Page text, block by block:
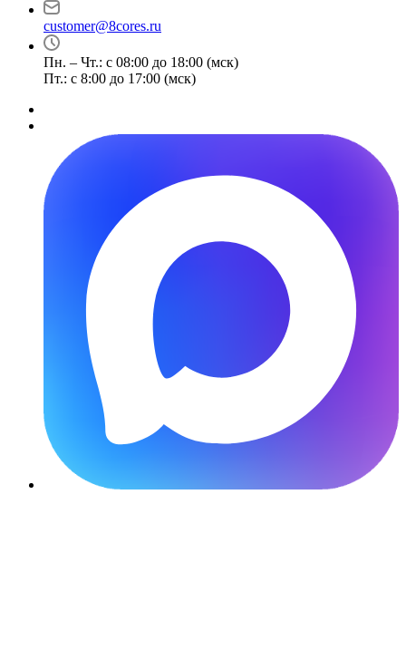
customer@8cores.ru
Пн. – Чт.: с 08:00 до 18:00 (мск)
Пт.: с 8:00 до 17:00 (мск)